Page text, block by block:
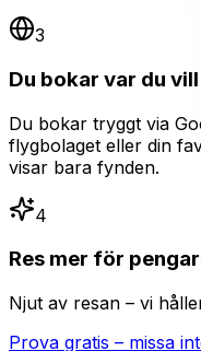
3
Du bokar var du vill
Du bokar tryggt via
flygbolaget eller din
visar bara fynden.
4
Res mer för
Njut av resan – vi
Prova gratis – missa